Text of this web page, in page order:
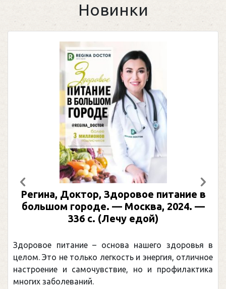
Новинки
Регина, Доктор, Здоровое питание в
большом городе. — Москва, 2024. —
336 с. (Лечу едой)
Здоровое питание – основа нашего здоровья в
целом. Это не только легкость и энергия, отличное
настроение и самочувствие, но и профилактика
многих заболеваний.
Предыдущий